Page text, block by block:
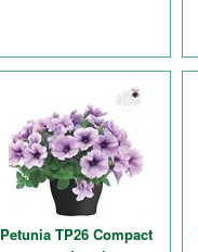
Petunia TP26 Compact